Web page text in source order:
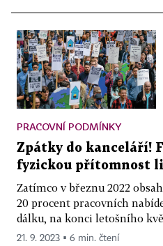
PRACOVNÍ PODMÍNKY
Zpátky do kanceláří!
fyzickou přítomnost
Zatímco v březnu 2022
20 procent pracovních
dálku, na konci letošního
21. 9. 2023 ▪ 6 min. čtení